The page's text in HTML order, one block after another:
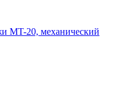
MT-20, механический